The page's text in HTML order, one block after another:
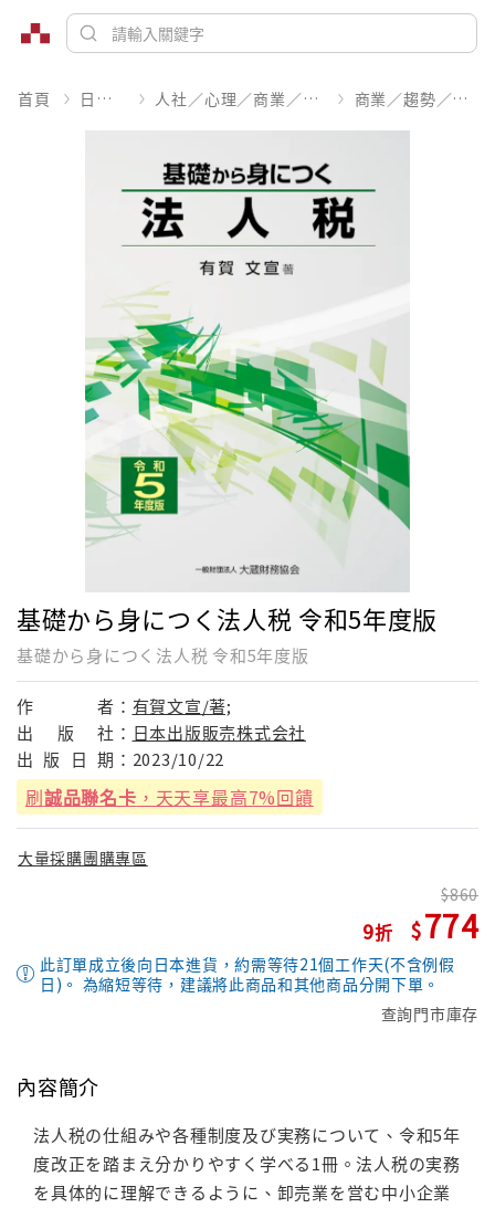
首頁 日文書 人社／心理／商業／其他 商業／趨勢／求職
基礎から身につく法人税 令和5年度版
基礎から身につく法人税 令和5年度版
作 者： 有賀文宣/著;
出
版 社： 日本出版販売株式会社
出 版 日 期： 2023/10/22
刷誠品聯名卡 ，天天享最高7%回饋
大量採購團購專區
9
860
774
此訂單成立後向日本進貨，約需等待21個工作天(不含例假
日)。 為縮短等待，建議將此商品和其他商品分開下單。
查詢門市庫存
內容簡介
法人税の仕組みや各種制度及び実務について、令和5年
度改正を踏まえ分かりやすく学べる1冊。法人税の実務
を具体的に理解できるように、卸売業を営む中小企業